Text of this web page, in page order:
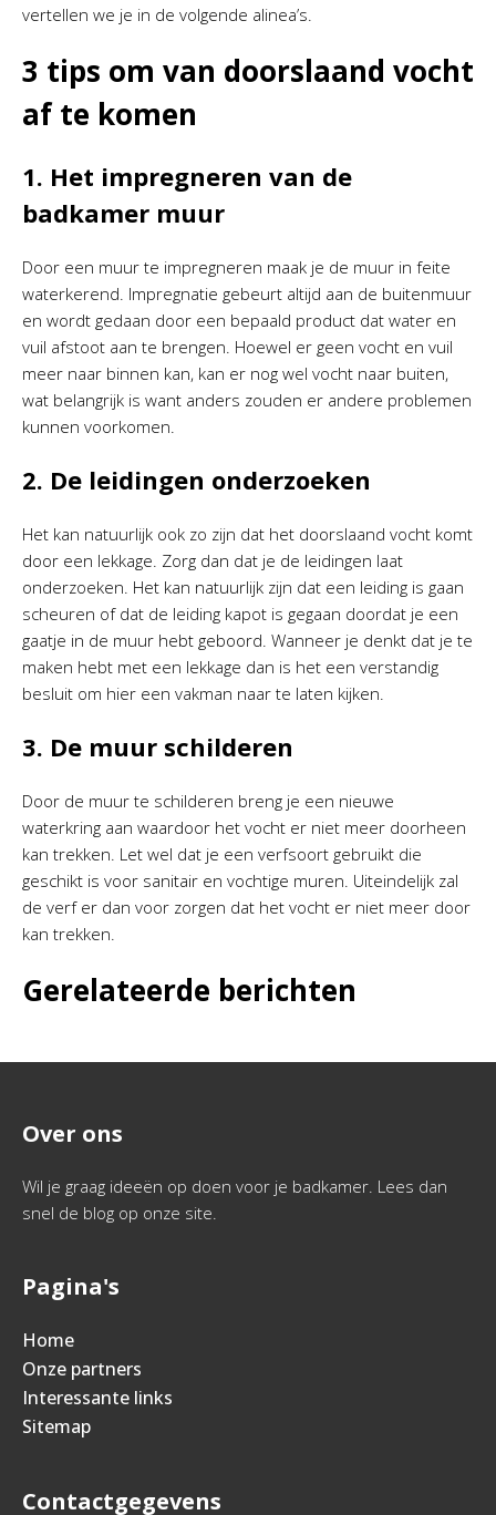
vertellen we je in de volgende alinea’s.
3 tips om van doorslaand vocht
af te komen
1. Het impregneren van de
badkamer muur
Door een muur te impregneren maak je de muur in feite
waterkerend. Impregnatie gebeurt altijd aan de buitenmuur
en wordt gedaan door een bepaald product dat water en
vuil afstoot aan te brengen. Hoewel er geen vocht en vuil
meer naar binnen kan, kan er nog wel vocht naar buiten,
wat belangrijk is want anders zouden er andere problemen
kunnen voorkomen.
2. De leidingen onderzoeken
Het kan natuurlijk ook zo zijn dat het doorslaand vocht komt
door een lekkage. Zorg dan dat je de leidingen laat
onderzoeken. Het kan natuurlijk zijn dat een leiding is gaan
scheuren of dat de leiding kapot is gegaan doordat je een
gaatje in de muur hebt geboord. Wanneer je denkt dat je te
maken hebt met een lekkage dan is het een verstandig
besluit om hier een vakman naar te laten kijken.
3. De muur schilderen
Door de muur te schilderen breng je een nieuwe
waterkring aan waardoor het vocht er niet meer doorheen
kan trekken. Let wel dat je een verfsoort gebruikt die
geschikt is voor sanitair en vochtige muren. Uiteindelijk zal
de verf er dan voor zorgen dat het vocht er niet meer door
kan trekken.
Gerelateerde berichten
Over ons
Wil je graag ideeën op doen voor je badkamer. Lees dan
snel de blog op onze site.
Pagina's
Home
Onze partners
Interessante links
Sitemap
Contactgegevens